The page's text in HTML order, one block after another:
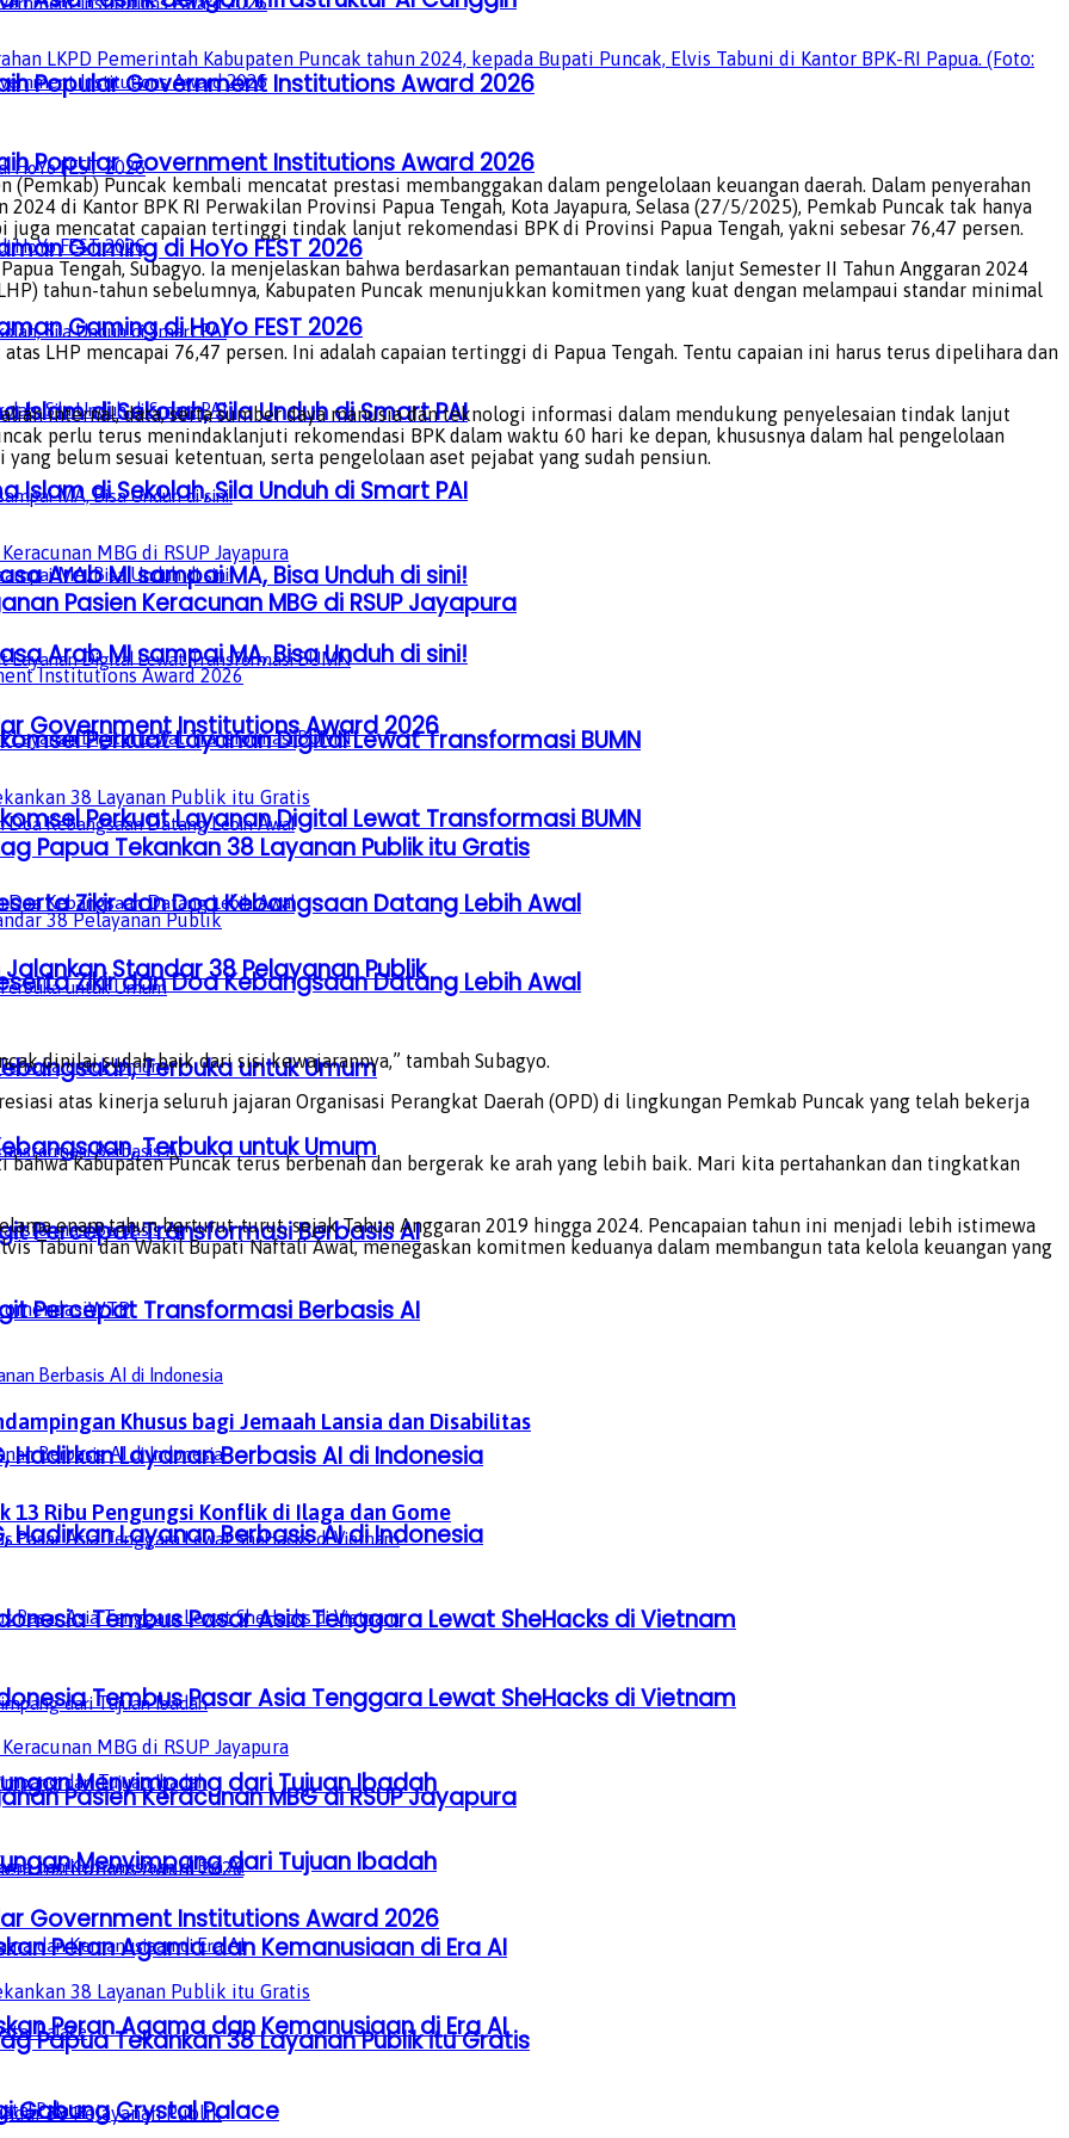
Popular Government Institutions Award 2026
Gaming di HoYo FEST 2026
Islam di Sekolah, Sila Unduh di Smart PAI
Arab MI sampai MA, Bisa Unduh di sini!
Perkuat Layanan Digital Lewat Transformasi BUMN
Zikir dan Doa Kebangsaan Datang Lebih Awal
Terbuka untuk Umum
Percepat Transformasi Berbasis AI
Layanan Berbasis AI di Indonesia
Tembus Pasar Asia Tenggara Lewat SheHacks di Vietnam
Menyimpang dari Tujuan Ibadah
Peran Agama dan Kemanusiaan di Era AI
Gabung Crystal Palace
Popular Government Institutions Award 2026
Gaming di HoYo FEST 2026
Islam di Sekolah, Sila Unduh di Smart PAI
Arab MI sampai MA, Bisa Unduh di sini!
Perkuat Layanan Digital Lewat Transformasi BUMN
Zikir dan Doa Kebangsaan Datang Lebih Awal
Terbuka untuk Umum
Percepat Transformasi Berbasis AI
Layanan Berbasis AI di Indonesia
Tembus Pasar Asia Tenggara Lewat SheHacks di Vietnam
Menyimpang dari Tujuan Ibadah
Peran Agama dan Kemanusiaan di Era AI
LKPD Pemerintah Kabupaten Puncak tahun 2024, kepada Bupati Puncak, Elvis Tabuni di Kantor BPK-RI Papua. (Foto:
(Pemkab) Puncak kembali mencatat prestasi membanggakan dalam pengelolaan keuangan daerah. Dalam penyerahan
2024 di Kantor BPK RI Perwakilan Provinsi Papua Tengah, Kota Jayapura, Selasa (27/5/2025), Pemkab Puncak tak hanya
mencatat capaian tertinggi tindak lanjut rekomendasi BPK di Provinsi Papua Tengah, yakni sebesar 76,47 persen.
Tengah, Subagyo. Ia menjelaskan bahwa berdasarkan pemantauan tindak lanjut Semester II Tahun Anggaran 2024
tahun-tahun sebelumnya, Kabupaten Puncak menunjukkan komitmen yang kuat dengan melampaui standar minimal
LHP mencapai 76,47 persen. Ini adalah capaian tertinggi di Papua Tengah. Tentu capaian ini harus terus dipelihara dan
internal, data, serta sumber daya manusia dan teknologi informasi dalam mendukung penyelesaian tindak lanjut
perlu terus menindaklanjuti rekomendasi BPK dalam waktu 60 hari ke depan, khususnya dalam hal pengelolaan
belum sesuai ketentuan, serta pengelolaan aset pejabat yang sudah pensiun.
Pasien Keracunan MBG di RSUP Jayapura
Government Institutions Award 2026
Papua Tekankan 38 Layanan Publik itu Gratis
Standar 38 Pelayanan Publik
dinilai sudah baik dari sisi kewajarannya,” tambah Subagyo.
atas kinerja seluruh jajaran Organisasi Perangkat Daerah (OPD) di lingkungan Pemkab Puncak yang telah bekerja
Kabupaten Puncak terus berbenah dan bergerak ke arah yang lebih baik. Mari kita pertahankan dan tingkatkan
enam tahun berturut-turut, sejak Tahun Anggaran 2019 hingga 2024. Pencapaian tahun ini menjadi lebih istimewa
Tabuni dan Wakil Bupati Naftali Awal, menegaskan komitmen keduanya dalam membangun tata kelola keuangan yang
WTP
Khusus bagi Jemaah Lansia dan Disabilitas
13 Ribu Pengungsi Konflik di Ilaga dan Gome
Pasien Keracunan MBG di RSUP Jayapura
Government Institutions Award 2026
Papua Tekankan 38 Layanan Publik itu Gratis